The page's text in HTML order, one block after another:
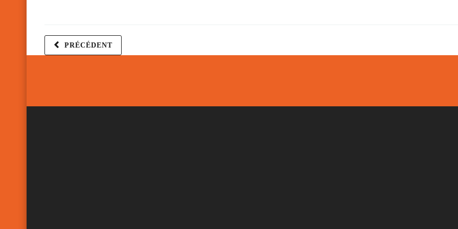
PRÉCÉDENT